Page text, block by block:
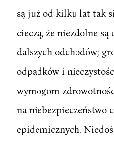
są już od kilku lat tak
cieczą, że niezdolne
dalszych odchodów;
odpadków i
wymogom
na niebezpieczeństwo
epidemicznych.